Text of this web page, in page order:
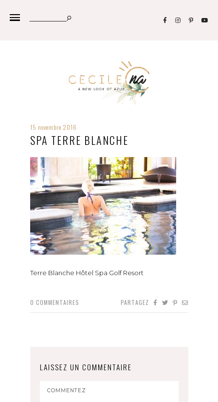
15 novembre 2016
SPA TERRE BLANCHE
Terre Blanche Hôtel Spa Golf Resort
0 COMMENTAIRES PARTAGEZ
LAISSEZ UN COMMENTAIRE